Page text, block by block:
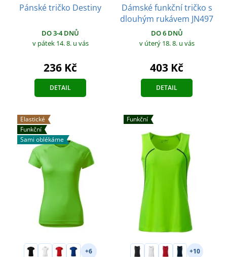
Pánské tričko Destiny
DO 3-4 DNŮ
v pátek 14. 8. u vás
236 Kč
DETAIL
Dámské funkční tričko s
dlouhým rukávem JN497
DO 6 DNŮ
v úterý 18. 8. u vás
403 Kč
DETAIL
Elastické
Funkční
Sami oblékáme
+6
Funkční
+10